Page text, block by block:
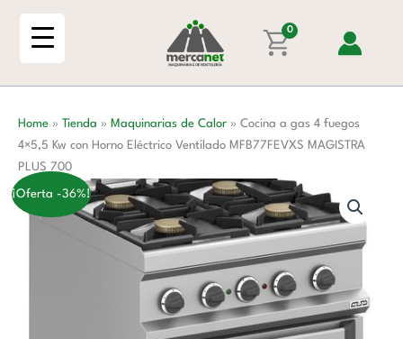
0
Home » Tienda » Maquinarias de Calor » Cocina a gas 4 fuegos
4×5,5 Kw con Horno Eléctrico Ventilado MFB77FEVXS MAGISTRA
PLUS 700
¡Oferta -36%!
fuegos
4x5,5
Kw
Horno
Eléctrico
Ventilado
MFB77FEVXS
MAGISTRA